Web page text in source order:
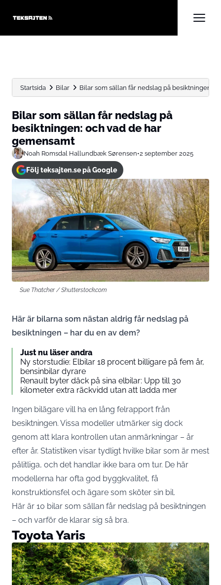
Startsida Bilar Bilar som sällan får nedslag på besiktningen:
Bilar som sällan får nedslag på
besiktningen: och vad de har
gemensamt
Noah Romsdal Hallundbæk Sørensen•2 september 2025
Följ teksajten.se på Google
Sue Thatcher / Shutterstock.com
Här är bilarna som nästan aldrig får nedslag på
besiktningen – har du en av dem?
Just nu läser andra
Ny storstudie: Elbilar 18 procent billigare på fem år,
bensinbilar dyrare
Renault byter däck på sina elbilar: Upp till 30
kilometer extra räckvidd utan att ladda mer
Ingen bilägare vill ha en lång felrapport från
besiktningen. Vissa modeller utmärker sig dock
genom att klara kontrollen utan anmärkningar – år
efter år. Statistiken visar tydligt hvilke bilar som är mest
pålitliga, och det handlar ikke bara om tur. De här
modellerna har ofta god byggkvalitet, få
konstruktionsfel och ägare som sköter sin bil.
Här är 10 bilar som sällan får nedslag på besiktningen
– och varför de klarar sig så bra.
Toyota Yaris